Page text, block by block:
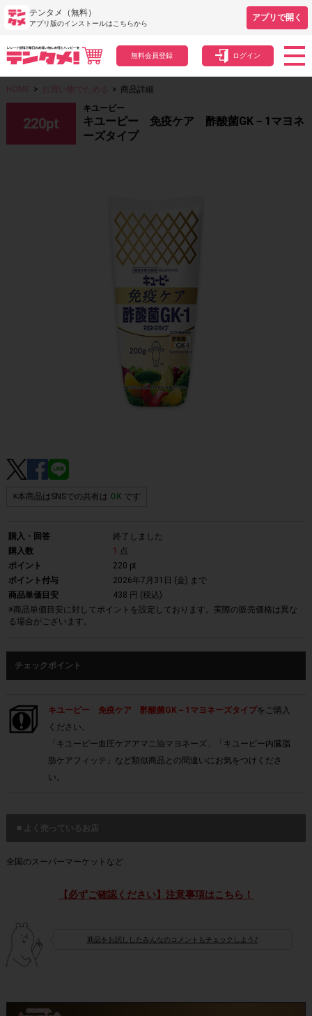
テンタメ（無料）
アプリ版のインストールはこちらから
アプリで開く
無料会員登録 ログイン
HOME > お買い物でためる > 商品詳細
220pt
キユーピー
キユーピー 免疫ケア 酢酸菌GK－1マヨネ
ーズタイプ
※本商品はSNSでの共有は OKです
購入・回答
終了しました
購入数
1
点
ポイント
220 pt
ポイント付与
2026年7月31日 (金) まで
商品単価目安
438 円 (税込)
※商品単価目安に対してポイントを設定しております。実際の販売価格は異な
る場合がございます。
チェックポイント
キユーピー 免疫ケア 酢酸菌GK－1マヨネーズタイプをご購入
ください。
「キユーピー血圧ケアアマニ油マヨネーズ」「キユーピー内臓脂
肪ケアフィッテ」など類似商品との間違いにお気をつけくださ
い。
■ よく売っているお店
全国のスーパーマーケットなど
【必ずご確認ください】注意事項はこちら！
商品をお試ししたみんなのコメントもチェックしよう♪